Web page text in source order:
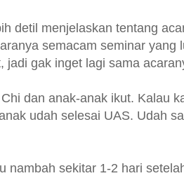
detil menjelaskan tentang
semacam seminar yang
jadi gak inget lagi sama
dan anak-anak ikut. Kalau
udah selesai UAS. Udah
nambah sekitar 1-2 hari